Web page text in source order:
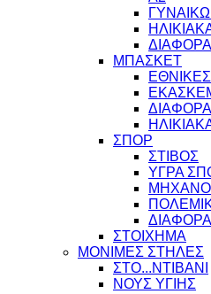
ΔΙΑΦΟΡΑ
ΜΠΑΣΚΕΤ
ΔΙΑΦΟΡΑ
ΣΠΟΡ
ΣΤΙΒΟΣ
ΥΓΡΑ
ΔΙΑΦΟΡΑ
ΣΤΟΙΧΗΜΑ
ΜΟΝΙΜΕΣ ΣΤΗΛΕΣ
ΣΤΟ...ΝΤΙΒΑΝΙ
ΝΟΥΣ ΥΓΙΗΣ